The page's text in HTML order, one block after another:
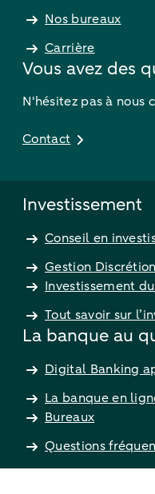
Nos bureaux
Carrière
Vous avez des
N'hésitez pas à nous
Contact
Investissement
Conseil en
Gestion
Investissement
Tout savoir sur
La banque au
Digital Banking
La banque en
Bureaux
Questions